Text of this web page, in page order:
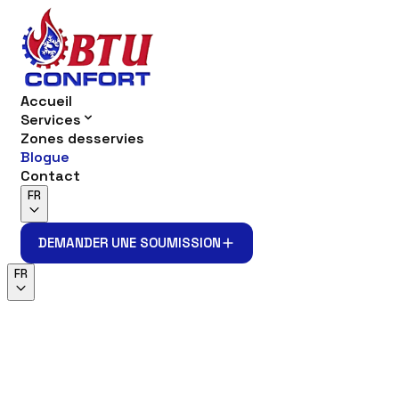
Accueil
Services
Zones desservies
Blogue
Contact
FR
DEMANDER UNE SOUMISSION
FR